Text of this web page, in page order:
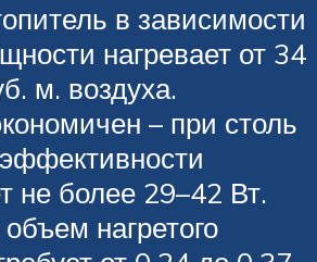
в зависимости
нагревает от 34
м. воздуха.
– при столь
не более 29–42 Вт.
нагретого